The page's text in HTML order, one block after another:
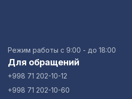
Режим работы с 9:00 - до 18:00
Для обращений
+998 71 202-10-12
+998 71 202-10-60